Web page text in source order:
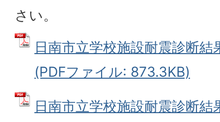
さい。
日南市立学校施設耐震診断結
(PDFファイル: 873.3KB)
日南市立学校施設耐震診断結